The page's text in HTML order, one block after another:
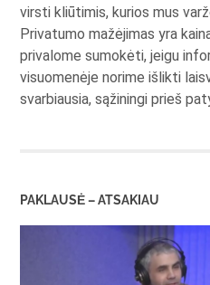
virsti kliūtimis, kurios mus
Privatumo mažėjimas yra
privalome sumokėti, jeigu
visuomenėje norime išlikti
svarbiausia, sąžiningi prieš
PAKLAUSĖ – ATSAKIAU